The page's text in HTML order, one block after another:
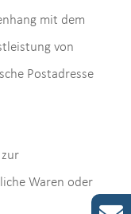
mit dem
von
Postadresse
Waren oder